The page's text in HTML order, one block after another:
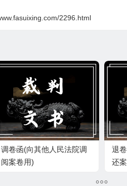
2296.html
调卷函(向其他人民法院调
阅案卷用)
退
还